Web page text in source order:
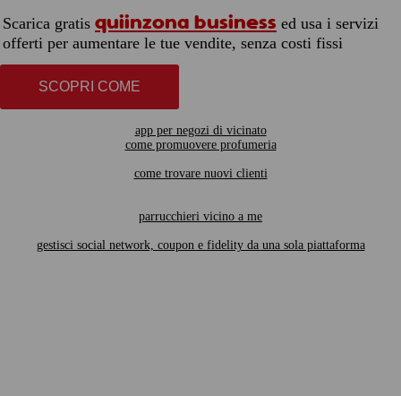
Scarica gratis quiinzona business ed usa i servizi
offerti per aumentare le tue vendite, senza costi fissi
SCOPRI COME
app per negozi di vicinato
come promuovere profumeria
come trovare nuovi clienti
parrucchieri vicino a me
gestisci social network, coupon e fidelity da una sola piattaforma